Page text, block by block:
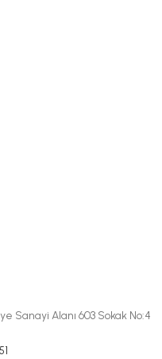
Sanayi Alanı 603 Sokak No:4